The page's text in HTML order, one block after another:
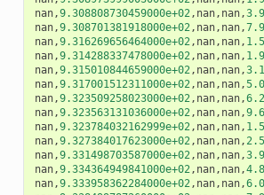
nan,9.308808730459000e+02, nan, nan,
nan,9.308701381918000e+02, nan, nan,
nan,9.316269656464000e+02, nan, nan,
nan,9.314288337478000e+02, nan, nan,
nan,9.315010844659000e+02, nan, nan,
nan,9.317001512311000e+02, nan, nan,
nan,9.323509258023000e+02, nan, nan,
nan,9.323563131036000e+02, nan, nan,
nan,9.323784032162999e+02, nan, nan,
nan,9.327384017623000e+02, nan, nan,
nan,9.331498703587000e+02, nan, nan,
nan,9.334364949841000e+02, nan, nan,
nan,9.333958362284000e+02, nan, nan,